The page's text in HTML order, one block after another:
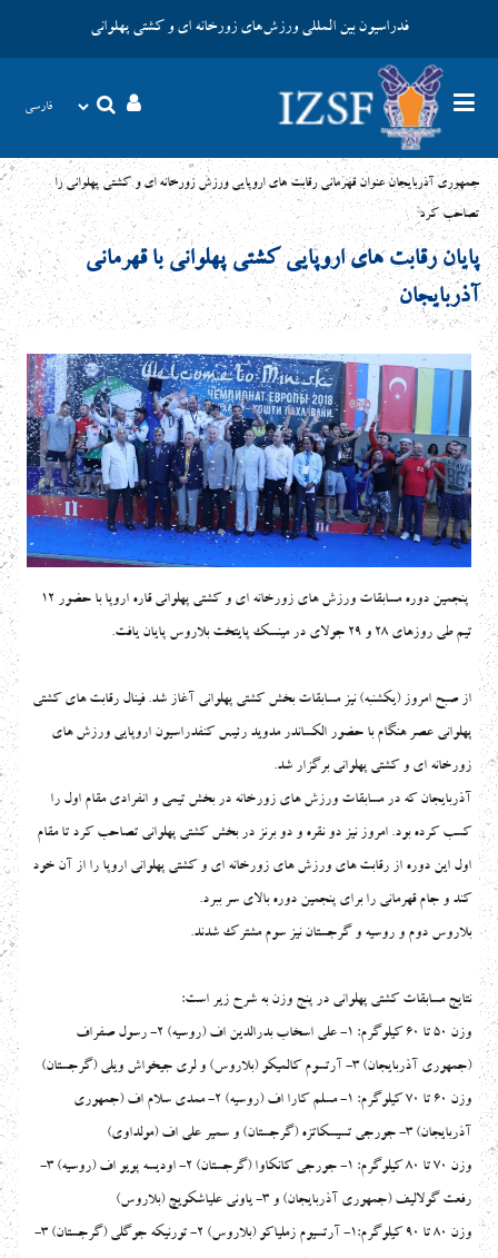
فدراسیون بین المللی ورزش‌های زورخانه ای و کشتی پهلوانی
جمهوری آذربایجان عنوان قهرمانی رقابت های اروپایی ورزش زورخانه ای و کشتی پهلوانی را
تصاحب کرد
پایان رقابت های اروپایی کشتی پهلوانی با قهرمانی
آذربایجان
پنجمین دوره مسابقات ورزش های زورخانه ای و کشتی پهلوانی قاره اروپا با حضور 12
تیم طی روزهای ۲۸ و ۲۹ جولای در مینسک پایتخت بلاروس پایان یافت.
از صبح امروز (یکشنبه) نیز مسابقات بخش کشتی پهلوانی آغاز شد. فینال رقابت های کشتی
پهلوانی عصر هنگام با حضور الکساندر مدوید رئیس کنفدراسیون اروپایی ورزش های
زورخانه ای و کشتی پهلوانی برگزار شد.
آذربایجان که در مسابقات ورزش های زورخانه در بخش تیمی و انفرادی مقام اول را
کسب کرده بود. امروز نیز دو نقره و دو برنز در بخش کشتی پهلوانی تصاحب کرد تا مقام
اول این دوره از رقابت های ورزش های زورخانه ای و کشتی پهلوانی اروپا را از آن خود
کند و جام قهرمانی را برای پنجمین دوره بالای سر ببرد.
بلاروس دوم و روسیه و گرجستان نیز سوم مشترک شدند.
نتایج مسابقات کشتی پهلوانی در پنج وزن به شرح زیر است:
وزن 50 تا 60 کیلوگرم: 1- علی اسخاب بدرالدین اف (روسیه) 2- رسول صفراف
(جمهوری آذربایجان) 3- آرتسوم کالمیکو (بلاروس) و لری جیخواش ویلی (گرجستان)
وزن 60 تا 70 کیلوگرم: 1- مسلم کارا اف (روسیه) 2- ممدی سلام اف (جمهوری
آذربایجان) 3- جورجی تسیسکاتزه (گرجستان) و سمیر علی اف (مولداوی)
وزن 70 تا 80 کیلوگرم: 1- جورجی کانکاوا (گرجستان) 2- اودیسه پویو اف (روسیه) 3-
رفعت گولالیف (جمهوری آذربایجان) و 3- یاونی علیاشکویچ (بلاروس)
وزن 80 تا 90 کیلوگرم:1- آرتسیوم زملیاکو (بلاروس) 2- تورنیکه جوگلی (گرجستان) 3-